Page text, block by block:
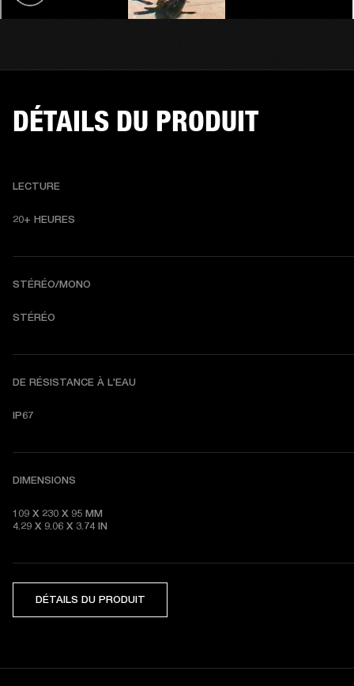
DÉTAILS DU PRODUIT
LECTURE
20+ HEURES
STÉRÉO/MONO
STÉRÉO
DE RÉSISTANCE À L'EAU
IP67
DIMENSIONS
109 X 230 X 95 MM
4.29 X 9.06 X 3.74 IN
DÉTAILS DU PRODUIT